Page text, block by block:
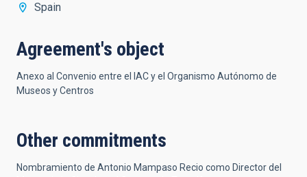
Spain
Agreement's object
Anexo al Convenio entre el IAC y el Organismo Autónomo de
Museos y Centros
Other commitments
Nombramiento de Antonio Mampaso Recio como Director del